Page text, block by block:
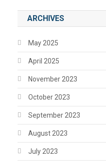
ARCHIVES
May 2025
April 2025
November 2023
October 2023
September 2023
August 2023
July 2023